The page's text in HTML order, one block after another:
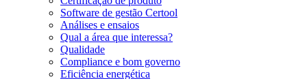
Software de gestão Certool
Análises e ensaios
Qual a área que interessa?
Qualidade
Compliance e bom governo
Eficiência energética